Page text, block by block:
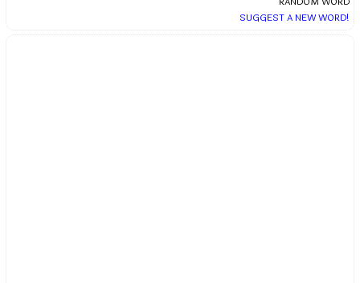
SUGGEST A NEW WORD!